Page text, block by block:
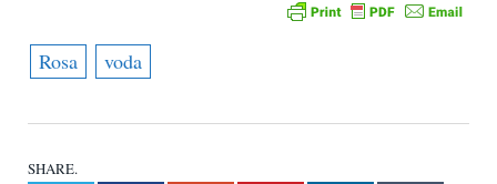
Rosa voda
SHARE.